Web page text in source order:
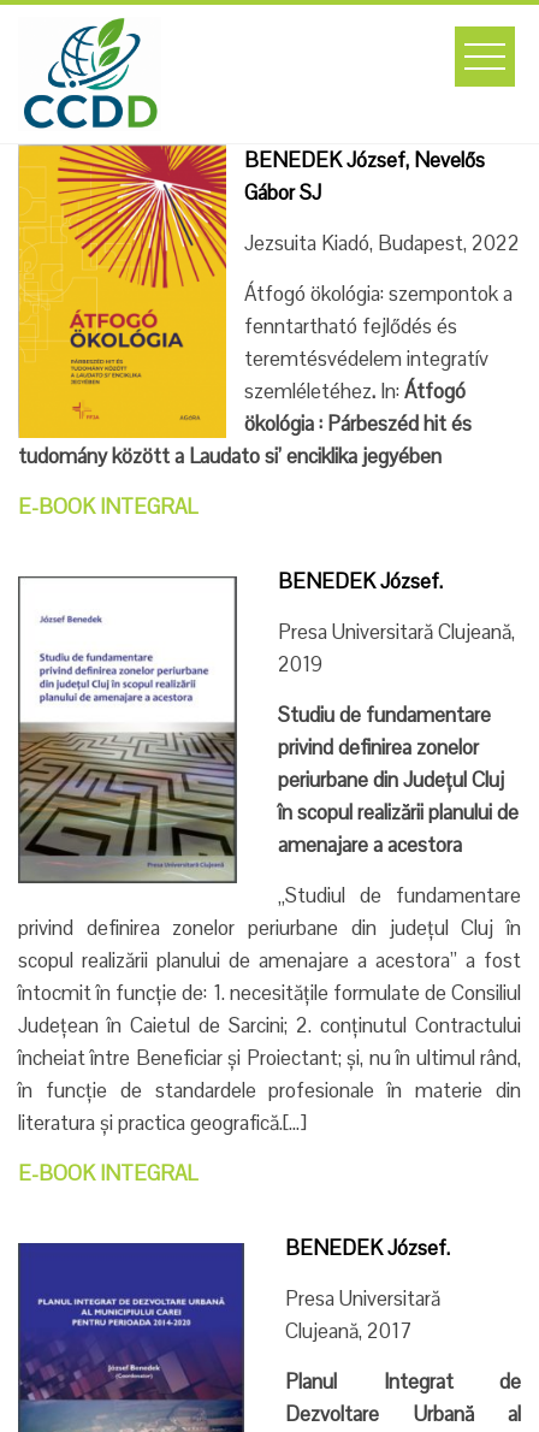
content
BENEDEK József, Nevelős
Gábor SJ
Jezsuita Kiadó, Budapest, 2022
Átfogó ökológia: szempontok a
fenntartható fejlődés és
teremtésvédelem integratív
szemléletéhez. In:Átfogó
ökológia : Párbeszéd hit és
tudomány között a Laudato si’ enciklika jegyében
E-BOOK INTEGRAL
BENEDEK József.
Presa Universitară Clujeană,
2019
Studiu de fundamentare
privind definirea zonelor
periurbane din Județul Cluj
în scopul realizării planului de
amenajare a acestora
„Studiul de fundamentare
privind definirea zonelor periurbane din județul Cluj în
scopul realizării planului de amenajare a acestora” a fost
întocmit în funcție de: 1. necesitățile formulate de Consiliul
Județean în Caietul de Sarcini; 2. conținutul Contractului
încheiat între Beneficiar și Proiectant; și, nu în ultimul rând,
în funcție de standardele profesionale în materie din
literatura și practica geografică.[…]
E-BOOK INTEGRAL
BENEDEK József.
Presa Universitară
Clujeană, 2017
Planul Integrat de
Dezvoltare Urbană al